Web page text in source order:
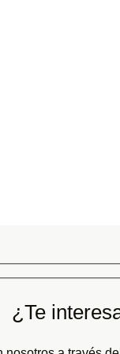
¿Te